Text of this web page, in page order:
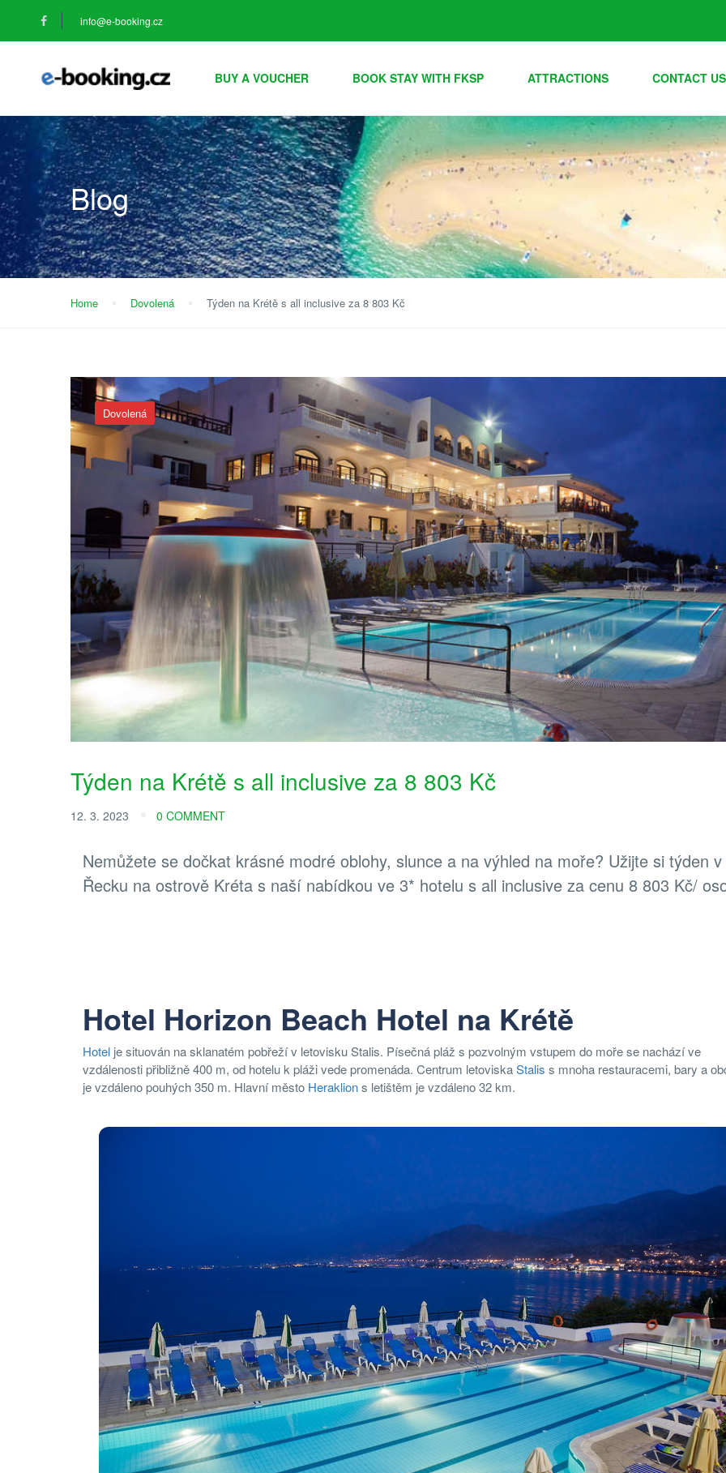
info@e-booking.cz
BUY A VOUCHER BOOK STAY WITH FKSP ATTRACTIONS CONTACT US
Blog
Home Dovolená Týden na Krétě s all inclusive za 8 803 Kč
Dovolená
Týden na Krétě s all inclusive za 8 803 Kč
12. 3. 2023 0 COMMENT
Nemůžete se dočkat krásné modré oblohy, slunce a na výhled na moře? Užijte si týden v
Řecku na ostrově Kréta s naší nabídkou ve 3* hotelu s all inclusive za cenu 8 803 Kč/
Hotel Horizon Beach Hotel na Krétě
Hotel je situován na sklanatém pobřeží v letovisku Stalis. Písečná pláž s pozvolným vstupem do moře se nachází ve
vzdálenosti přibližně 400 m, od hotelu k pláži vede promenáda. Centrum letoviskaStalis s mnoha restauracemi, bary a
je vzdáleno pouhých 350 m. Hlavní město Heraklions letištěm je vzdáleno 32 km.